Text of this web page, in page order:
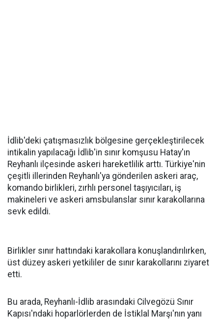
İdlib'deki çatışmasızlık bölgesine gerçekleştirilecek
intikalin yapılacağı İdlib'in sınır komşusu Hatay'ın
Reyhanlı ilçesinde askeri hareketlilik arttı. Türkiye'nin
çeşitli illerinden Reyhanlı'ya gönderilen askeri araç,
komando birlikleri, zırhlı personel taşıyıcıları, iş
makineleri ve askeri amsbulanslar sınır karakollarına
sevk edildi.
Birlikler sınır hattındaki karakollara konuşlandırılırken,
üst düzey askeri yetkililer de sınır karakollarını ziyaret
etti.
Bu arada, Reyhanlı-İdlib arasındaki Cilvegözü Sınır
Kapısı'ndaki hoparlörlerden de İstiklal Marşı'nın yanı